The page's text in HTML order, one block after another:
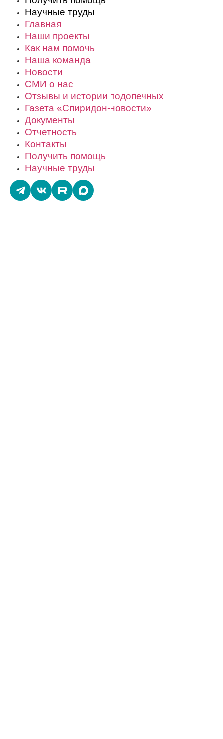
Научные труды
Главная
Наши проекты
Как нам помочь
Наша команда
Новости
СМИ о нас
Отзывы и истории подопечных
Газета «Спиридон-новости»
Документы
Отчетность
Контакты
Получить помощь
Научные труды